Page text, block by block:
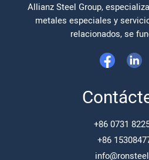
Allianz Steel Group,
metales especiales y
relacionados, se
+86 0731
+86